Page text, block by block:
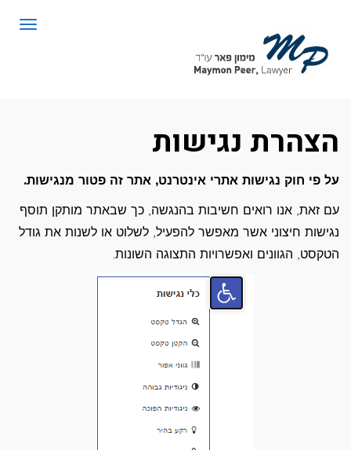
הצהרת נגישות
על פי חוק נגישות אתרי אינטרנט, אתר זה פטור מנגישות.
עם זאת, אנו רואים חשיבות בהנגשה, כך שבאתר מותקן תוסף
נגישות חיצוני אשר מאפשר להפעיל, לשלוט או לשנות את גודל
הטקסט, הגוונים ואפשרויות התצוגה השונות.